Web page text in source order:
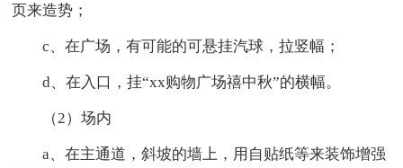
页来造势；
c、在广场，有可能的可悬挂汽球，拉竖幅；
d、在入口，挂“xx购物广场禧中秋”的横幅。
（2）场内
a、在主通道，斜坡的墙上，用自贴纸等来装饰增强